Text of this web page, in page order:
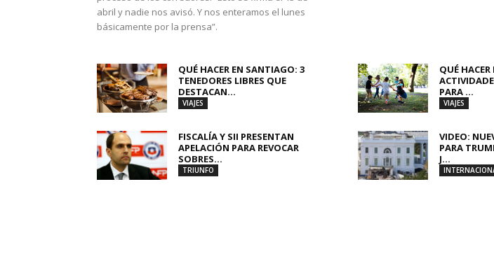
abril y nadie nos avisó. Y nos enteramos el lunes
básicamente por la prensa”.
QUÉ HACER EN SANTIAGO: 3
TENEDORES LIBRES QUE
DESTACAN...
VIAJES
QUÉ
PARA ...
VIAJES
FISCALÍA Y SII PRESENTAN
APELACIÓN PARA REVOCAR
SOBRES...
TRIUNFO
VIDEO:
PARA
J...